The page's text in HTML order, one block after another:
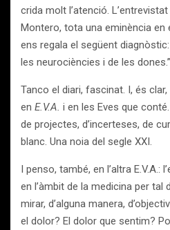
crida molt l’atenció.
Montero, tota una eminència en
ens regala el següent
les neurociències i de les dones.”
Tanco el diari, fascinat. I, és
en E.V.A. i en les Eves que
de projectes, d’incerteses, de
blanc. Una noia del segle XXI.
I penso, també, en l’altra E.V.A.:
en l’àmbit de la medicina per tal
mirar, d’alguna manera,
el dolor? El dolor que sentim?